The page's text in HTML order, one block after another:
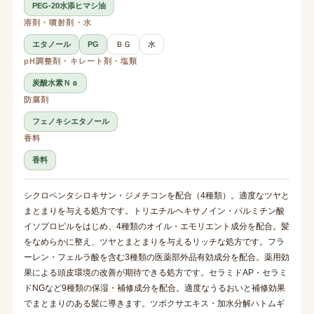
PEG-20水添ヒマシ油
溶剤・噴射剤・水
エタノール PG ＢＧ
水
pH調整剤・キレート剤・塩類
炭酸水素Ｎａ
防腐剤
フェノキシエタノール
香料
香料
シクロペンタシロキサン・ジメチコンを配合（4種類）。適度なツヤと
まとまりを与える処方です。トリエチルヘキサノイン・パルミチン酸
イソプロピルをはじめ、4種類のオイル・エモリエント成分を配合。髪
をなめらかに整え、ツヤとまとまりを与えるリッチな処方です。フラ
ーレン・フェルラ酸を含む3種類の医薬部外品有効成分を配合。薬用効
果による頭皮環境の改善が期待できる処方です。セラミドAP・セラミ
ドNGなど9種類の保湿・補修成分を配合。適度なうるおいと補修効果
でまとまりのある髪に導きます。ツボクサエキス・加水分解ハトムギ